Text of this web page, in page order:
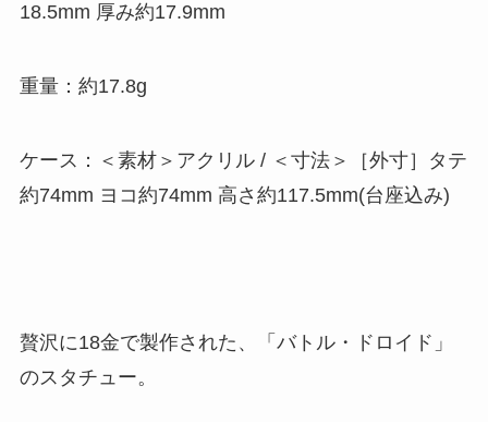
18.5mm 厚み約17.9mm
重量：約17.8g
ケース：＜素材＞アクリル / ＜寸法＞［外寸］タテ
約74mm ヨコ約74mm 高さ約117.5mm(台座込み)
贅沢に18金で製作された、「バトル・ドロイド」
のスタチュー。